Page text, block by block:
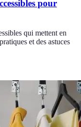
pour
qui mettent en
et des astuces